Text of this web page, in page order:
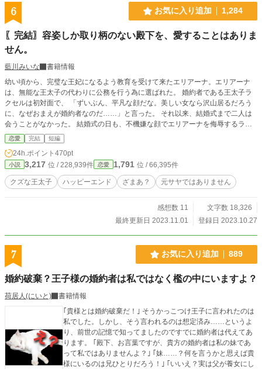
6 お気に入り追加 1,284
〖完結〗容姿しか取り柄のない殿下を、愛することはありま
せん。
藍川みいな
書籍情報
幼い頃から、完璧な王妃になるよう教育を受けて来たエリアーナ。エリアーナ
は、無能な王太子の代わりに公務を行う為に選ばれた。 婚約者である王太子ラ
クセルは初対面で、 「ずいぶん、平凡な顔だな。美しい女なら沢山居るだろう
に、なぜおまえが婚約者なのだ……」と言った。 それ以来、結婚式まで二人は
会うことがなかった。 結婚式の日も、不機嫌な顔でエリアーナを侮辱するラク
セル。それどころか、初夜だというのに 「おまえを抱くなど、ありえない！ お
まえは、次期国王の私の子が欲しいのだろう？ 残念だったな。まあ、私に跪い
て抱いてくださいと頼めば、考えてやらんこともないが？」と言い放つ始末。
更にラクセルは側妃を迎え、エリアーナを自室に軟禁すると言い出した。 設定
ゆるゆるの、架空の世界のお話です。 架空の世界ですので、王太子妃が摂政で
ある王太子の仕事を行っていることもサラッと流してください。
恋愛 完結 短編
24h.ポイント 470pt
小説 3,217 位 / 228,939件 恋愛 1,791 位 / 66,395件
クズな王太子 ハッピーエンド ざまあ？ 元サヤではありません
感想数 11
文字数 18,326
最終更新日 2023.11.01
登録日 2023.10.27
7 お気に入り追加 889
婚約破棄？王子様の婚約者は私ではなく檻の中にいますよ？
荷居人(にいと)
書籍情報
｢貴様とは婚約破棄だ！｣ そうかっこつけ王子に言われたのは
私でした。しかし、そう言われるのは想定済み……というよ
り、前世の記憶で知ってましたのですでに婚約者は代えてあ
ります。 ｢殿下、お言葉ですが、貴方の婚約者は私の妹であ
って私ではありませんよ？｣ ｢妹……？何を言うかと思えば貴
様にいるのは兄ひとりだろう！｣ ｢いいえ？実は父が養女にし